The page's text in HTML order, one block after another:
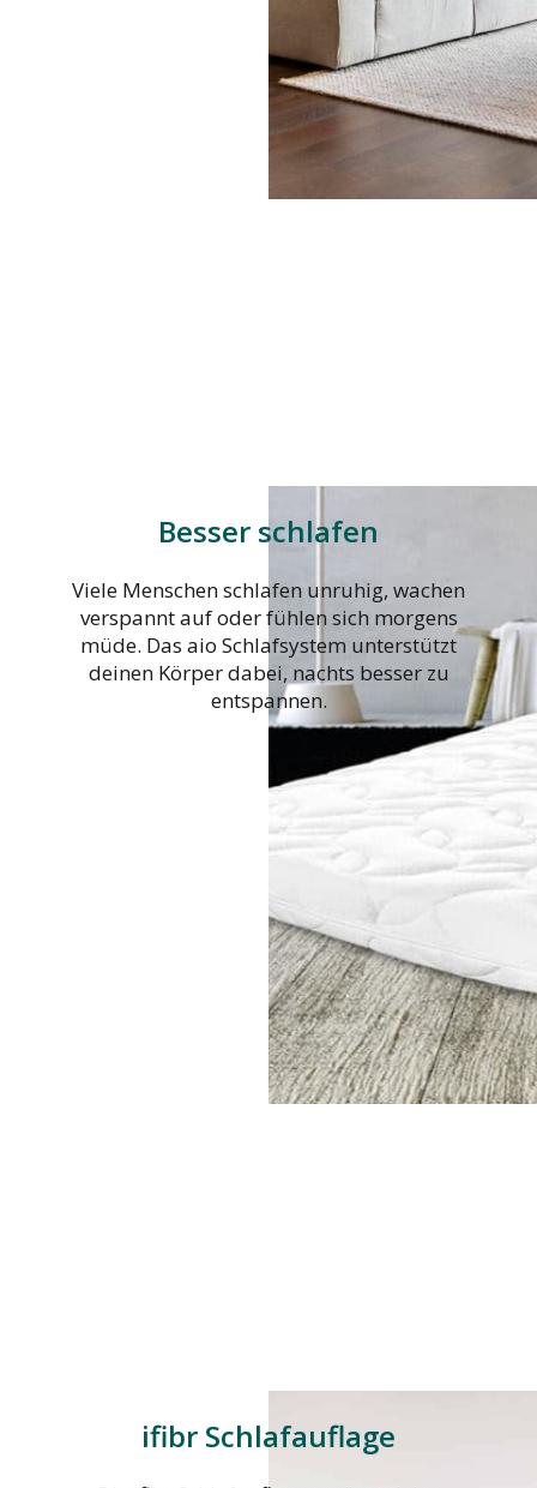
Besser schlafen
Viele Menschen schlafen unruhig, wachen
verspannt auf oder fühlen sich morgens
müde. Das aio Schlafsystem unterstützt
deinen Körper dabei, nachts besser zu
entspannen.
ifibr Schlafauflage